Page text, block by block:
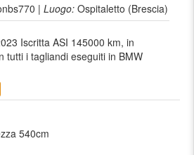
| Luogo: Ospitaletto (Brescia)
Iscritta ASI 145000 km, in
tutti i tagliandi eseguiti in BMW
540cm